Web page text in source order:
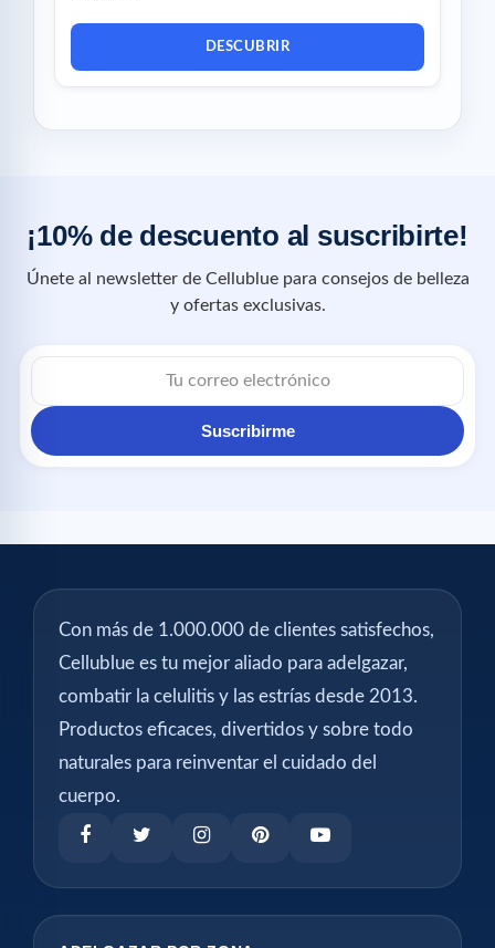
DESCUBRIR
¡10% de descuento al suscribirte!
Únete al newsletter de Cellublue para consejos de belleza
y ofertas exclusivas.
Suscribirme
Con más de 1.000.000 de clientes satisfechos,
Cellublue es tu mejor aliado para adelgazar,
combatir la celulitis y las estrías desde 2013.
Productos eficaces, divertidos y sobre todo
naturales para reinventar el cuidado del
cuerpo.